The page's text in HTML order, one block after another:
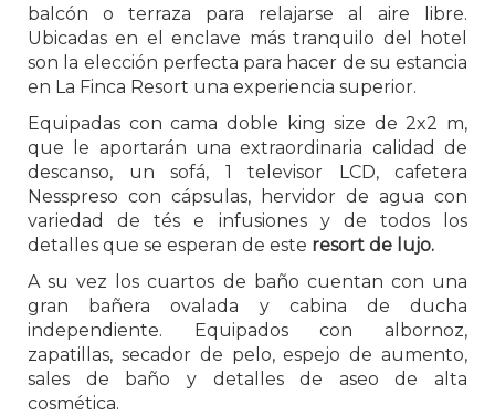
balcón o terraza para relajarse al aire libre.
Ubicadas en el enclave más tranquilo del hotel
son la elección perfecta para hacer de su estancia
en La Finca Resort una experiencia superior.
Equipadas con cama doble king size de 2x2 m,
que le aportarán una extraordinaria calidad de
descanso, un sofá, 1 televisor LCD, cafetera
Nesspreso con cápsulas, hervidor de agua con
variedad de tés e infusiones y de todos los
detalles que se esperan de este resort de lujo.
A su vez los cuartos de baño cuentan con una
gran bañera ovalada y cabina de ducha
independiente. Equipados con albornoz,
zapatillas, secador de pelo, espejo de aumento,
sales de baño y detalles de aseo de alta
cosmética.